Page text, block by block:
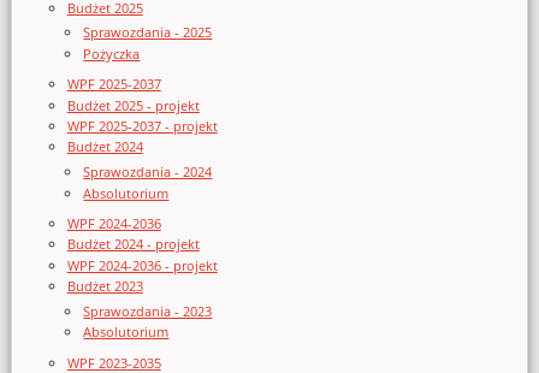
Budżet 2025
Sprawozdania - 2025
Pożyczka
WPF 2025-2037
Budżet 2025 - projekt
WPF 2025-2037 - projekt
Budżet 2024
Sprawozdania - 2024
Absolutorium
WPF 2024-2036
Budżet 2024 - projekt
WPF 2024-2036 - projekt
Budżet 2023
Sprawozdania - 2023
Absolutorium
WPF 2023-2035